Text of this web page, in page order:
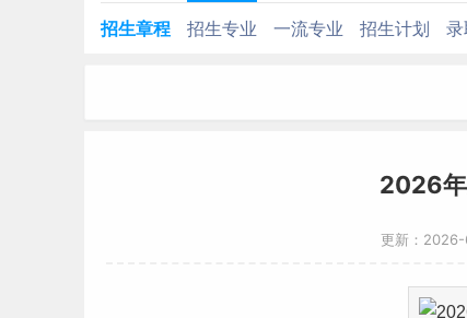
招生章程 招生专业 一流专业 招生计划
2026年
更新：